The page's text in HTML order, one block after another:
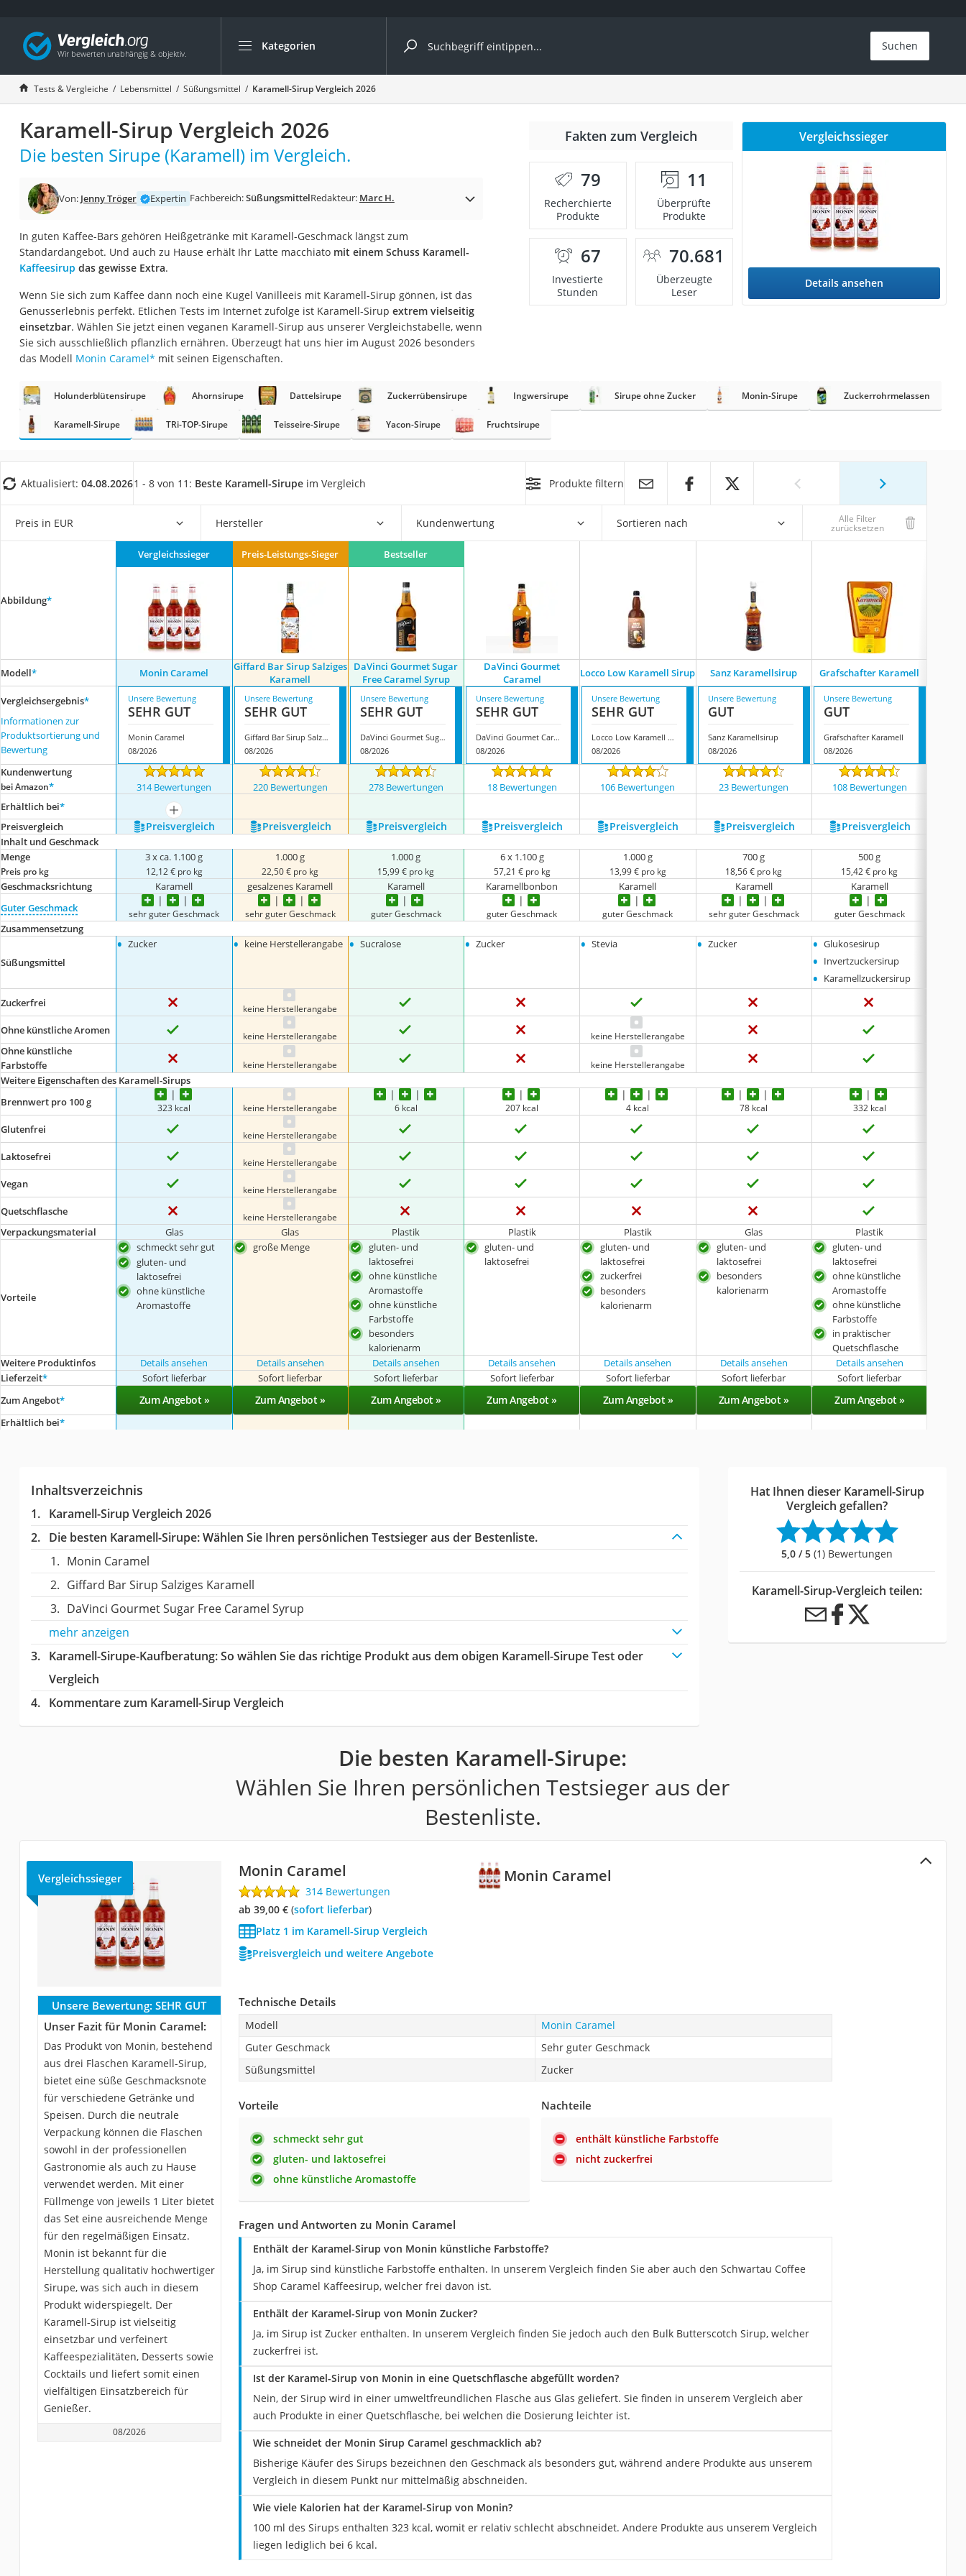
Kategorien
Die beliebtesten Vergleiche nach Kategorie
Lebensmittel
Schwarzkümmelöl
Knäckebrot
Schwarzkümmelöl-Kapseln
Eiklar
Balsamico-Essig
Honig
Gemüsebrühe
Eiskaffee-Pulver
Grapefruitkernextrakt
Matcha-Set
Erythrit
Müsli ohne Zuckerzusatz
Service
Suchen
Tests & Vergleiche Lebensmittel Süßungsmittel Karamell-Sirup Vergleich 2026
Karamell-Sirup Vergleich 2026
Die besten Sirupe (Karamell) im Vergleich.
Von: Jenny Tröger Expertin Fachbereich:SüßungsmittelRedakteur: Marc H.
In guten Kaffee-Bars gehören Heißgetränke mit Karamell-Geschmack längst zum
Standardangebot. Und auch zu Hause erhält Ihr Latte macchiato mit einem Schuss Karamell-
Kaffeesirup das gewisse Extra.
Wenn Sie sich zum Kaffee dann noch eine Kugel Vanilleeis mit Karamell-Sirup gönnen, ist das
Genusserlebnis perfekt. Etlichen Tests im Internet zufolge ist Karamell-Sirup extrem vielseitig
einsetzbar. Wählen Sie jetzt einen veganen Karamell-Sirup aus unserer Vergleichstabelle, wenn
Sie sich ausschließlich pflanzlich ernähren. Überzeugt hat uns hier im August 2026 besonders
das Modell Monin Caramel* mit seinen Eigenschaften.
Fakten zum Vergleich
79
Recherchierte
Produkte
11
Überprüfte
Produkte
67
Investierte
Stunden
70.681
Überzeugte
Leser
Vergleichssieger
Details ansehen
Holunderblütensirupe Ahornsirupe Dattelsirupe Zuckerrübensirupe Ingwersirupe Sirupe ohne Zucker Monin-Sirupe Zuckerrohrmelassen
Karamell-Sirupe TRi-TOP-Sirupe Teisseire-Sirupe Yacon-Sirupe Fruchtsirupe
Aktualisiert: 04.08.20261 - 8 von 11: Beste Karamell-Sirupe im Vergleich Produkte filtern
Preis in EUR Hersteller Kundenwertung Sortieren nach Alle Filter
zurücksetzen
Abbildung*
Vergleichssieger Preis-Leistungs-Sieger Bestseller
Modell* Monin Caramel
Giffard Bar Sirup Salziges
Karamell
DaVinci Gourmet Sugar
Free Caramel Syrup
DaVinci Gourmet
Caramel
Locco Low Karamell Sirup Sanz Karamellsirup Grafschafter Karamell
Vergleichsergebnis*
Informationen zur
Produktsortierung und
Bewertung
Unsere Bewertung
SEHR GUT
Monin Caramel
08/2026
Unsere Bewertung
SEHR GUT
Giffard Bar Sirup Salziges Karamell
08/2026
Unsere Bewertung
SEHR GUT
DaVinci Gourmet Sugar Free Caramel Syrup
08/2026
Unsere Bewertung
SEHR GUT
DaVinci Gourmet Caramel
08/2026
Unsere Bewertung
SEHR GUT
Locco Low Karamell Sirup
08/2026
Unsere Bewertung
GUT
Sanz Karamellsirup
08/2026
Unsere Bewertung
GUT
Grafschafter Karamell
08/2026
Kundenwertung
bei Amazon* 314 Bewertungen 220 Bewertungen 278 Bewertungen 18 Bewertungen 106 Bewertungen 23 Bewertungen 108 Bewertungen
Erhältlich bei*
mehr anzeigen
Preis­vergleich
Preis­vergleich Preis­vergleich Preis­vergleich Preis­vergleich Preis­vergleich Preis­vergleich Preis­vergleich
Inhalt und Geschmack
Menge
Preis pro kg
3 x ca. 1.100 g
12,12 € pro kg
1.000 g
22,50 € pro kg
1.000 g
15,99 € pro kg
6 x 1.100 g
57,21 € pro kg
1.000 g
13,99 € pro kg
700 g
18,56 € pro kg
500 g
15,42 € pro kg
Geschmacksrichtung Karamell gesalzenes Karamell Karamell Karamellbonbon Karamell Karamell
Karamell
Guter Geschmack
sehr guter Geschmack sehr guter Geschmack guter Geschmack guter Geschmack guter Geschmack sehr guter Geschmack guter Geschmack
Zusammensetzung
Süßungsmittel
• Zucker • keine Herstellerangabe • Sucralose • Zucker • Stevia • Zucker • Glukosesirup
• Invertzuckersirup
• Karamellzuckersirup
Zuckerfrei keine Herstellerangabe
Ohne künstliche Aromen keine Herstellerangabe keine Herstellerangabe
Ohne künstliche
Farbstoffe
keine Herstellerangabe keine Herstellerangabe
Weitere Eigenschaften des Karamell-Sirups
Brennwert pro 100 g
323 kcal keine Herstellerangabe 6 kcal 207 kcal 4 kcal 78 kcal 332 kcal
Glutenfrei keine Herstellerangabe
Laktosefrei keine Herstellerangabe
Vegan keine Herstellerangabe
Quetschflasche keine Herstellerangabe
Verpackungsmaterial Glas Glas Plastik Plastik Plastik Glas Plastik
Vorteile
schmeckt sehr gut
gluten- und
laktosefrei
ohne künstliche
Aromastoffe
große Menge
gluten- und
laktosefrei
ohne künstliche
Aromastoffe
ohne künstliche
Farbstoffe
besonders
kalorienarm
gluten- und
laktosefrei
gluten- und
laktosefrei
zuckerfrei
besonders
kalorienarm
gluten- und
laktosefrei
besonders
kalorienarm
gluten- und
laktosefrei
ohne künstliche
Aromastoffe
ohne künstliche
Farbstoffe
in praktischer
Quetschflasche
Weitere Produktinfos Details ansehen Details ansehen Details ansehen Details ansehen Details ansehen Details ansehen
Details ansehen
Lieferzeit* Sofort lieferbar Sofort lieferbar Sofort lieferbar Sofort lieferbar Sofort lieferbar Sofort lieferbar Sofort lieferbar
Zum Angebot* Zum Angebot » Zum Angebot » Zum Angebot » Zum Angebot » Zum Angebot » Zum Angebot » Zum Angebot »
Erhältlich bei*
Inhaltsverzeichnis
Karamell-Sirup Vergleich 2026
Die besten Karamell-Sirupe:Wählen Sie Ihren persönlichen Testsieger aus der Bestenliste.
Monin Caramel
Giffard Bar Sirup Salziges Karamell
DaVinci Gourmet Sugar Free Caramel Syrup
mehr anzeigen
Karamell-Sirupe-Kaufberatung: So wählen Sie das richtige Produkt aus dem obigen Karamell-Sirupe Test oder
Vergleich
Kommentare zum Karamell-Sirup Vergleich
Hat Ihnen dieser Karamell-Sirup
Vergleich gefallen?
5,0 / 5 (1) Bewertungen
Karamell-Sirup-Vergleich teilen:
Die besten Karamell-Sirupe:
Wählen Sie Ihren persönlichen Testsieger aus der
Bestenliste.
Monin Caramel
Vergleichssieger Monin Caramel
314 Bewertungen
ab 39,00 €( Sofort lieferbar)
Platz 1 im Karamell-Sirup Vergleich
Preisvergleich und weitere Angebote
Unsere Bewertung: SEHR GUT
Unser Fazit für Monin Caramel:
Das Produkt von Monin, bestehend
aus drei Flaschen Karamell-Sirup,
bietet eine süße Geschmacksnote
für verschiedene Getränke und
Speisen. Durch die neutrale
Verpackung können die Flaschen
sowohl in der professionellen
Gastronomie als auch zu Hause
verwendet werden. Mit einer
Füllmenge von jeweils 1 Liter bietet
das Set eine ausreichende Menge
für den regelmäßigen Einsatz.
Monin ist bekannt für die
Herstellung qualitativ hochwertiger
Sirupe, was sich auch in diesem
Produkt widerspiegelt. Der
Karamell-Sirup ist vielseitig
einsetzbar und verfeinert
Kaffeespezialitäten, Desserts sowie
Cocktails und liefert somit einen
vielfältigen Einsatzbereich für
Genießer.
08/2026
Technische Details
Modell
Monin Caramel
Guter Geschmack
Sehr guter Geschmack
Süßungsmittel
Zucker
Vorteile
schmeckt sehr gut
gluten- und laktosefrei
ohne künstliche Aromastoffe
Nachteile
enthält künstliche Farbstoffe
nicht zuckerfrei
Fragen und Antworten zu Monin Caramel
Enthält der Karamel-Sirup von Monin künstliche Farbstoffe?
Ja, im Sirup sind künstliche Farbstoffe enthalten. In unserem Vergleich finden Sie aber auch den Schwartau Coffee
Shop Caramel Kaffeesirup, welcher frei davon ist.
Enthält der Karamel-Sirup von Monin Zucker?
Ja, im Sirup ist Zucker enthalten. In unserem Vergleich finden Sie jedoch auch den Bulk Butterscotch Sirup, welcher
zuckerfrei ist.
Ist der Karamel-Sirup von Monin in eine Quetschflasche abgefüllt worden?
Nein, der Sirup wird in einer umweltfreundlichen Flasche aus Glas geliefert. Sie finden in unserem Vergleich aber
auch Produkte in einer Quetschflasche, bei welchen die Dosierung leichter ist.
Wie schneidet der Monin Sirup Caramel geschmacklich ab?
Bisherige Käufer des Sirups bezeichnen den Geschmack als besonders gut, während andere Produkte aus unserem
Vergleich in diesem Punkt nur mittelmäßig abschneiden.
Wie viele Kalorien hat der Karamel-Sirup von Monin?
100 ml des Sirups enthalten 323 kcal, womit er relativ schlecht abschneidet. Andere Produkte aus unserem Vergleich
liegen lediglich bei 6 kcal.